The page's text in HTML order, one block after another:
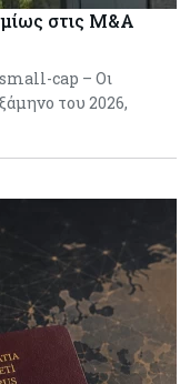
στις M&A
small-cap – Οι
του 2026,